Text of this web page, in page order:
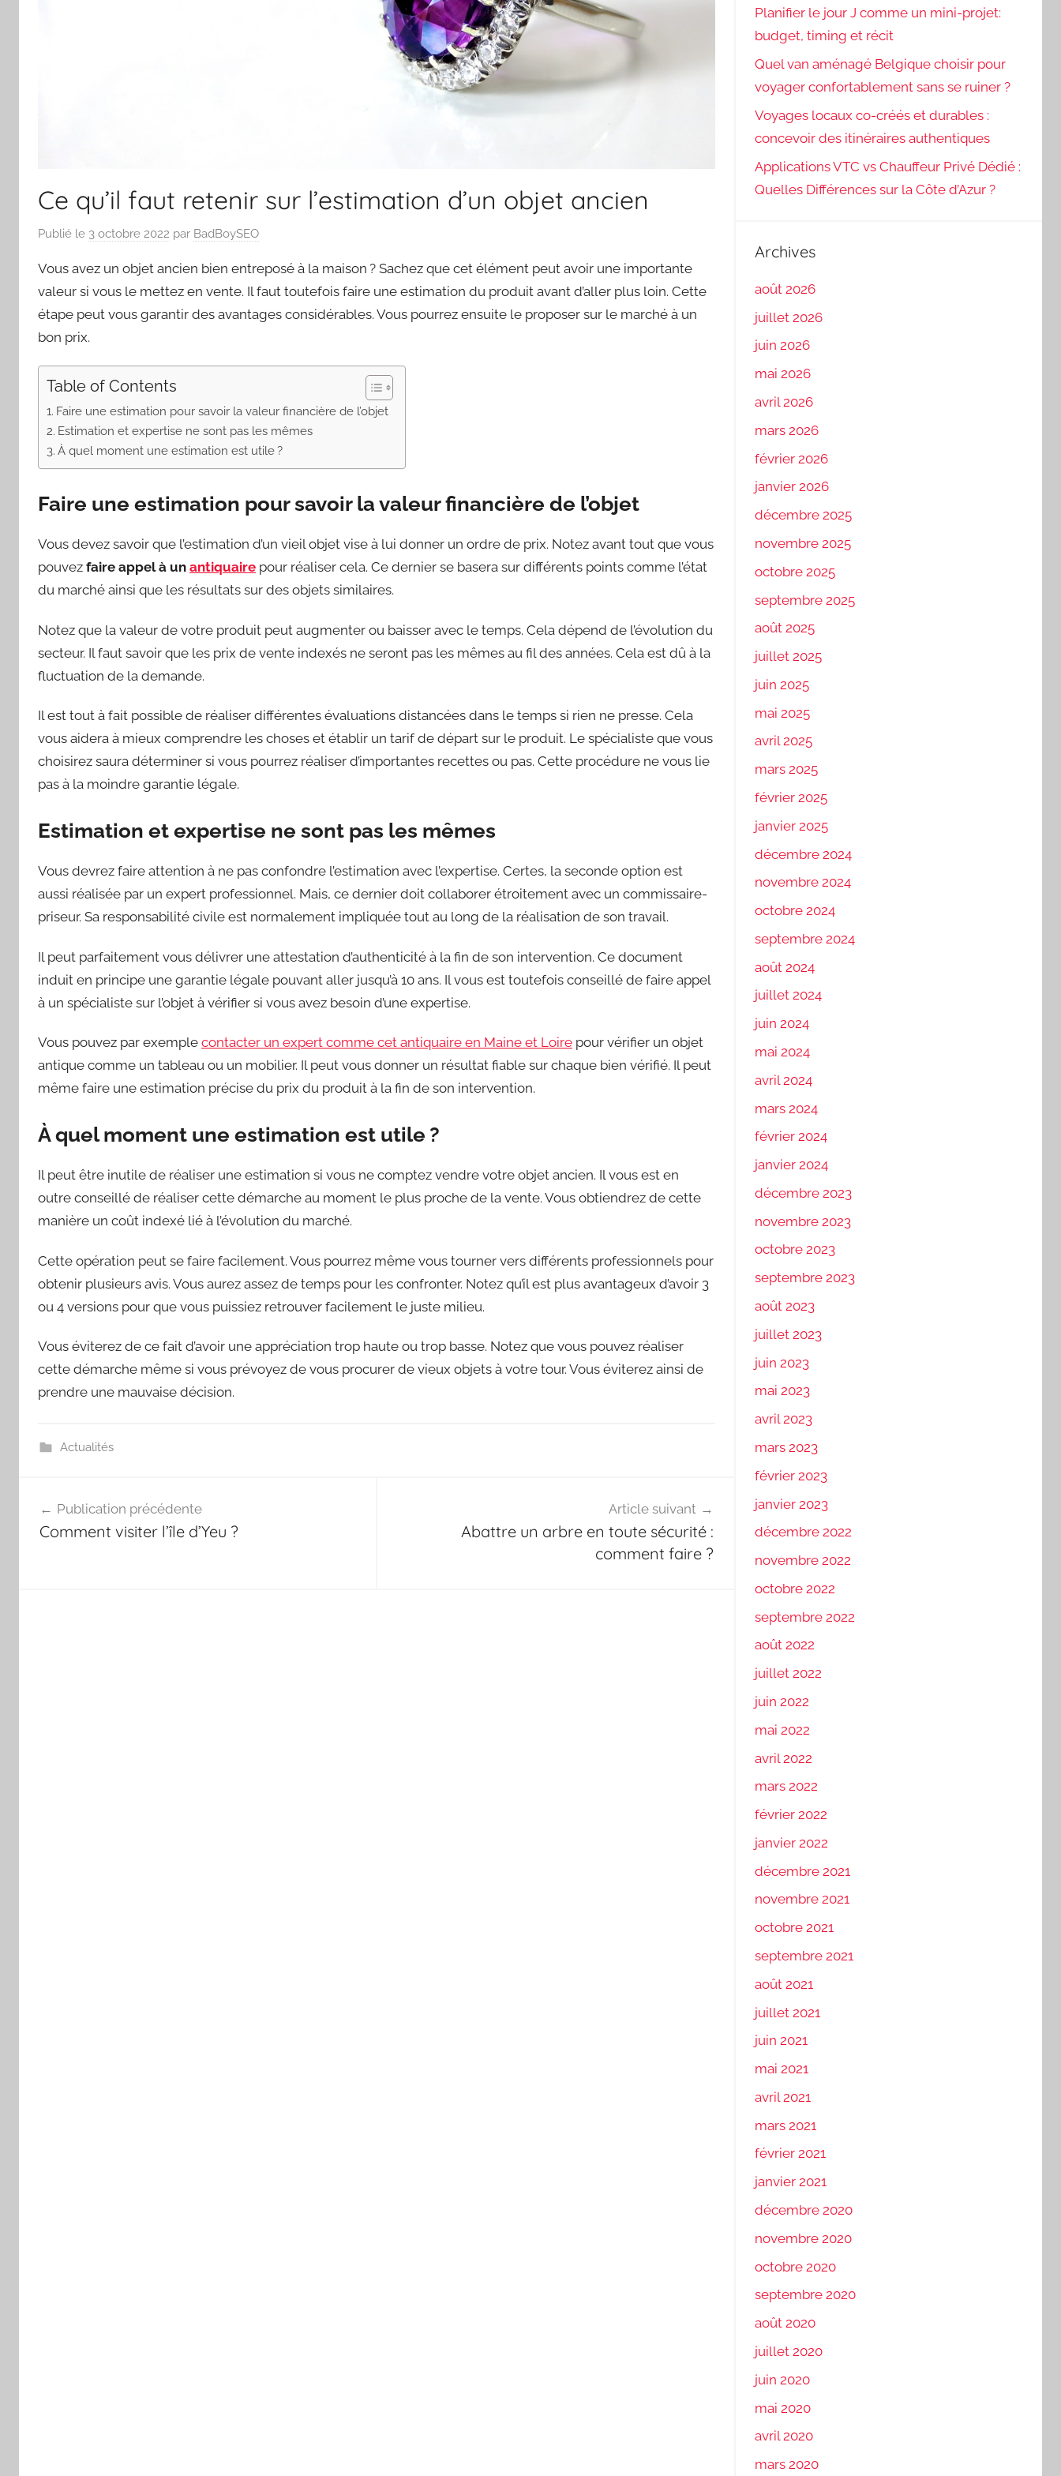
Ce qu’il faut retenir sur l’estimation d’un objet ancien
Publié le 3 octobre 2022 par BadBoySEO
Vous avez un objet ancien bien entreposé à la maison ? Sachez que cet élément peut avoir une importante
valeur si vous le mettez en vente. Il faut toutefois faire une estimation du produit avant d’aller plus loin. Cette
étape peut vous garantir des avantages considérables. Vous pourrez ensuite le proposer sur le marché à un
bon prix.
Table of Contents
Faire une estimation pour savoir la valeur financière de l’objet
Estimation et expertise ne sont pas les mêmes
À quel moment une estimation est utile ?
Faire une estimation pour savoir la valeur financière de l’objet
Vous devez savoir que l’estimation d’un vieil objet vise à lui donner un ordre de prix. Notez avant tout que vous
pouvez faire appel à un antiquaire pour réaliser cela. Ce dernier se basera sur différents points comme l’état
du marché ainsi que les résultats sur des objets similaires.
Notez que la valeur de votre produit peut augmenter ou baisser avec le temps. Cela dépend de l’évolution du
secteur. Il faut savoir que les prix de vente indexés ne seront pas les mêmes au fil des années. Cela est dû à la
fluctuation de la demande.
Il est tout à fait possible de réaliser différentes évaluations distancées dans le temps si rien ne presse. Cela
vous aidera à mieux comprendre les choses et établir un tarif de départ sur le produit. Le spécialiste que vous
choisirez saura déterminer si vous pourrez réaliser d’importantes recettes ou pas. Cette procédure ne vous lie
pas à la moindre garantie légale.
Estimation et expertise ne sont pas les mêmes
Vous devrez faire attention à ne pas confondre l’estimation avec l’expertise. Certes, la seconde option est
aussi réalisée par un expert professionnel. Mais, ce dernier doit collaborer étroitement avec un commissaire-
priseur. Sa responsabilité civile est normalement impliquée tout au long de la réalisation de son travail.
Il peut parfaitement vous délivrer une attestation d’authenticité à la fin de son intervention. Ce document
induit en principe une garantie légale pouvant aller jusqu’à 10 ans. Il vous est toutefois conseillé de faire appel
à un spécialiste sur l’objet à vérifier si vous avez besoin d’une expertise.
Vous pouvez par exemple contacter un expert comme cet antiquaire en Maine et Loire pour vérifier un objet
antique comme un tableau ou un mobilier. Il peut vous donner un résultat fiable sur chaque bien vérifié. Il peut
même faire une estimation précise du prix du produit à la fin de son intervention.
À quel moment une estimation est utile ?
Il peut être inutile de réaliser une estimation si vous ne comptez vendre votre objet ancien. Il vous est en
outre conseillé de réaliser cette démarche au moment le plus proche de la vente. Vous obtiendrez de cette
manière un coût indexé lié à l’évolution du marché.
Cette opération peut se faire facilement. Vous pourrez même vous tourner vers différents professionnels pour
obtenir plusieurs avis. Vous aurez assez de temps pour les confronter. Notez qu’il est plus avantageux d’avoir 3
ou 4 versions pour que vous puissiez retrouver facilement le juste milieu.
Vous éviterez de ce fait d’avoir une appréciation trop haute ou trop basse. Notez que vous pouvez réaliser
cette démarche même si vous prévoyez de vous procurer de vieux objets à votre tour. Vous éviterez ainsi de
prendre une mauvaise décision.
Actualités
de
Publication précédente
Comment visiter l’île d’Yeu ?
Article suivant
Abattre un arbre en toute sécurité :
comment faire ?
Planifier le jour J comme un mini-projet:
budget, timing et récit
Quel van aménagé Belgique choisir pour
voyager confortablement sans se ruiner ?
Voyages locaux co-créés et durables :
concevoir des itinéraires authentiques
Applications VTC vs Chauffeur Privé Dédié :
Quelles Différences sur la Côte d’Azur ?
Archives
août 2026
juillet 2026
juin 2026
mai 2026
avril 2026
mars 2026
février 2026
janvier 2026
décembre 2025
novembre 2025
octobre 2025
septembre 2025
août 2025
juillet 2025
juin 2025
mai 2025
avril 2025
mars 2025
février 2025
janvier 2025
décembre 2024
novembre 2024
octobre 2024
septembre 2024
août 2024
juillet 2024
juin 2024
mai 2024
avril 2024
mars 2024
février 2024
janvier 2024
décembre 2023
novembre 2023
octobre 2023
septembre 2023
août 2023
juillet 2023
juin 2023
mai 2023
avril 2023
mars 2023
février 2023
janvier 2023
décembre 2022
novembre 2022
octobre 2022
septembre 2022
août 2022
juillet 2022
juin 2022
mai 2022
avril 2022
mars 2022
février 2022
janvier 2022
décembre 2021
novembre 2021
octobre 2021
septembre 2021
août 2021
juillet 2021
juin 2021
mai 2021
avril 2021
mars 2021
février 2021
janvier 2021
décembre 2020
novembre 2020
octobre 2020
septembre 2020
août 2020
juillet 2020
juin 2020
mai 2020
avril 2020
mars 2020